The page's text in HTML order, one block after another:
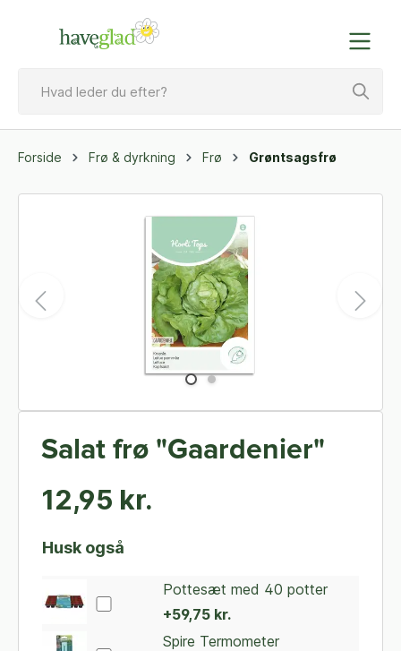
Forside Frø & dyrkning Frø Grøntsagsfrø
Salat frø "Gaardenier"
12,95 kr.
Husk også
Pottesæt med 40 potter
+59,75 kr.
Spire Termometer